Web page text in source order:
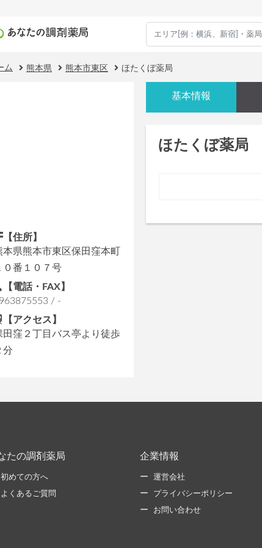
ム 熊本県 熊本市東区 ほたくぼ薬局
【住所】
本県熊本市東区保田窪本町
０番１０７号
【電話・FAX】
/ -
【アクセス】
田窪２丁目バス亭より徒歩
分
基本情報
ほたくぼ薬局
たの調剤薬局
初めての方へ
よくあるご質問
企業情報
運営会社
プライバシーポリシー
お問い合わせ